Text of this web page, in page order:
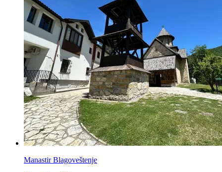
Manastir Blagoveštenje